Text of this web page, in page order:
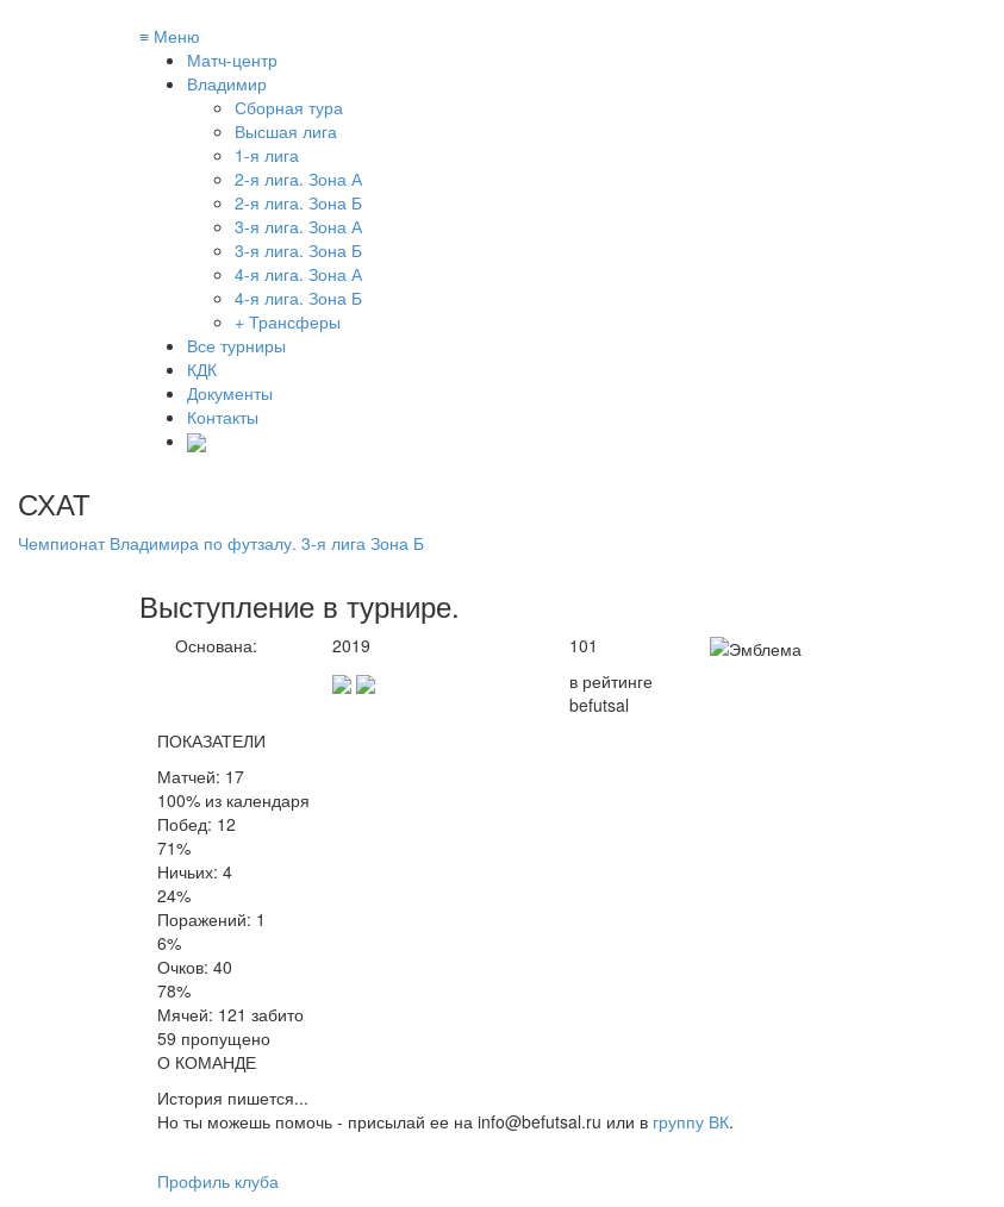
≡ Меню
Матч-центр
Владимир
Сборная тура
Высшая лига
1-я лига
2-я лига. Зона А
2-я лига. Зона Б
3-я лига. Зона А
3-я лига. Зона Б
4-я лига. Зона А
4-я лига. Зона Б
+ Трансферы
Все турниры
КДК
Документы
Контакты
СХАТ
Чемпионат Владимира по футзалу. 3-я лига Зона Б
Выступление в турнире.
Основана: 2019
101
в рейтинге
befutsal
ПОКАЗАТЕЛИ
Матчей: 17
100% из календаря
Побед: 12
71%
Ничьих: 4
24%
Поражений: 1
6%
Очков: 40
78%
Мячей: 121 забито
59 пропущено
О КОМАНДЕ
История пишется...
Но ты можешь помочь - присылай ее на info@befutsal.ru или в группу ВК.
Профиль клуба